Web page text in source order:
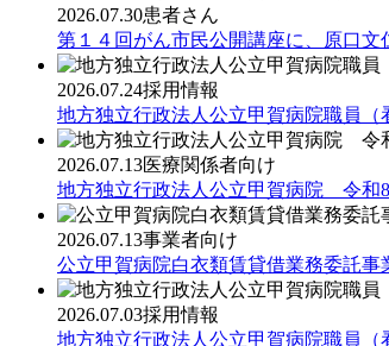
2026.07.30患者さん
第１４回がん市民公開講座に、原口文
2026.07.24採用情報
地方独立行政法人公立甲賀病院職員
2026.07.13医療関係者向け
地方独立行政法人公立甲賀病院 令和
2026.07.13事業者向け
公立甲賀病院白衣類賃貸借業務委託
2026.07.03採用情報
地方独立行政法人公立甲賀病院職員